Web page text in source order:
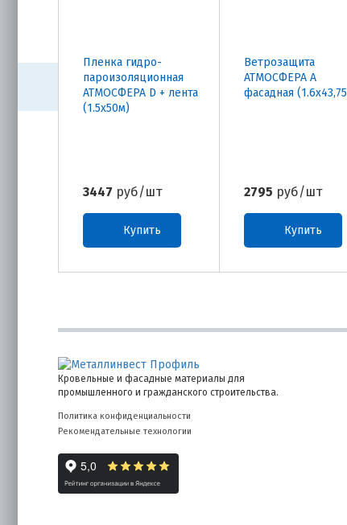
Пленка гидро-
пароизоляционная
АТМОСФЕРА D + лента
(1.5х50м)
3447 руб/шт
Купить
Ветрозащита
АТМОСФЕРА А
фасадная
2795 руб/шт
Купить
Кровельные и фасадные материалы для
промышленного и гражданского строительства.
Политика конфиденциальности
Рекомендательные технологии